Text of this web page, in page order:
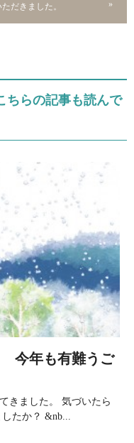
だきました。
ちらの記事も読んで
今年も有難うご
きました。 気づいたら
たか？ &nb...